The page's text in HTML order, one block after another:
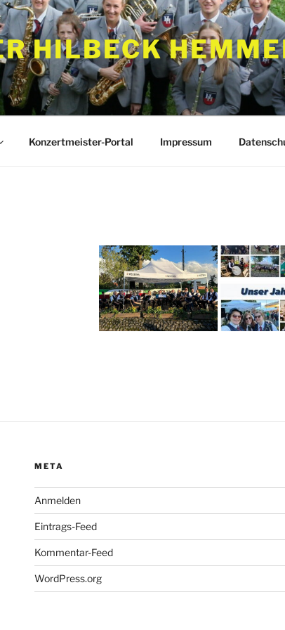
HILBECK
Konzertmeister-Portal Impressum
META
Anmelden
Eintrags-Feed
Kommentar-Feed
WordPress.org